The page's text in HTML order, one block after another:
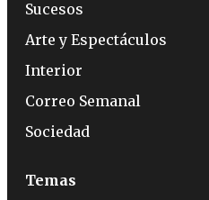
Sucesos
Arte y Espectáculos
Interior
Correo Semanal
Sociedad
Temas